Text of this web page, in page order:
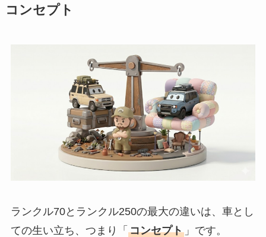
コンセプト
ランクル70とランクル250の最大の違いは、車とし
ての生い立ち、つまり「 コンセプト」です。